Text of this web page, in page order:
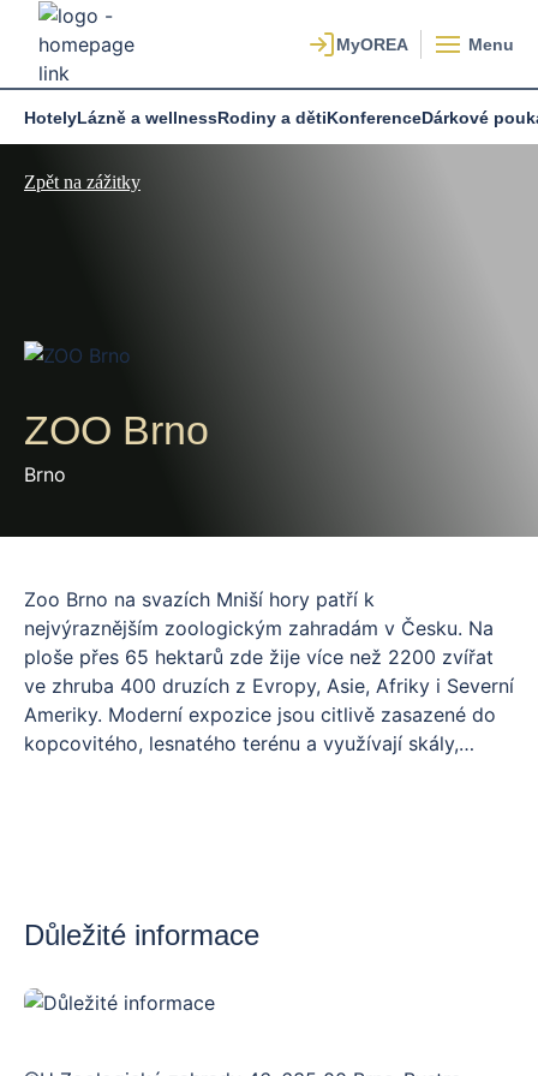
Menu
HotelyLázně a wellnessRodiny a dětiKonferenceDárkové
Zpět na zážitky
ZOO Brno
Brno
Zoo Brno na svazích Mniší hory patří k
nejvýraznějším zoologickým zahradám v Česku. Na
ploše přes 65 hektarů zde žije více než 2200 zvířat
ve zhruba 400 druzích z Evropy, Asie, Afriky i Severní
Ameriky. Moderní expozice jsou citlivě zasazené do
kopcovitého, lesnatého terénu a využívají skály,
etiopských primátů. Afriku přibližují vesnice s
žirafami, plameňáky a lemury, noční svět pak
Pro milovníky exotiky je připraveno Exotárium
Důležité informace